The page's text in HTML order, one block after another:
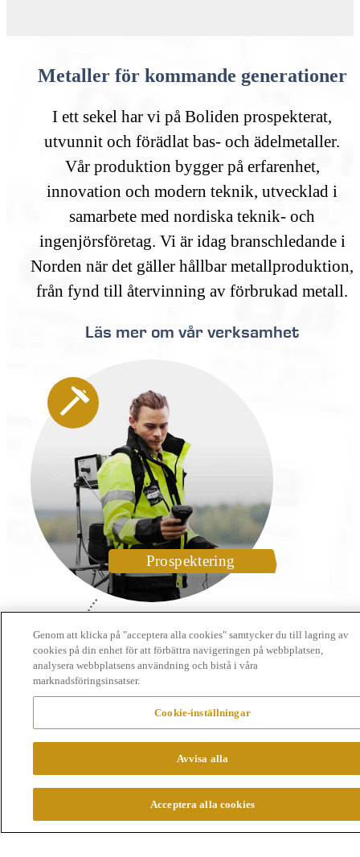
Metaller för kommande generationer
I ett sekel har vi på Boliden prospekterat,
utvunnit och förädlat bas- och ädelmetaller.
Vår produktion bygger på erfarenhet,
innovation och modern teknik, utvecklad i
samarbete med nordiska teknik- och
ingenjörsföretag. Vi är idag branschledande i
Norden när det gäller hållbar metallproduktion,
från fynd till återvinning av förbrukad metall.
Läs mer om vår verksamhet
Prospektering
Genom att klicka på "acceptera alla cookies" samtycker du till lagring av
cookies på din enhet för att förbättra navigeringen på webbplatsen,
analysera webbplatsens användning och bistå i våra
marknadsföringsinsatser.
Cookie-inställningar
Avvisa alla
Acceptera alla cookies